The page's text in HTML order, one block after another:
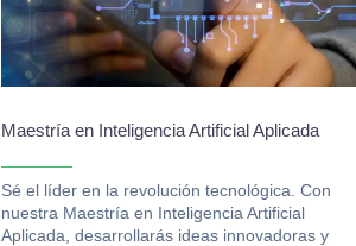
Maestría en Inteligencia Artificial Aplicada
Sé el líder en la revolución tecnológica. Con
nuestra Maestría en Inteligencia Artificial
Aplicada, desarrollarás ideas innovadoras y